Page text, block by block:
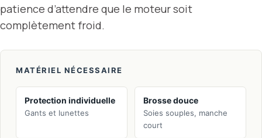
patience d’attendre que le moteur soit
complètement froid.
MATÉRIEL NÉCESSAIRE
Protection individuelle
Gants et lunettes
Brosse douce
Soies souples, manche
court